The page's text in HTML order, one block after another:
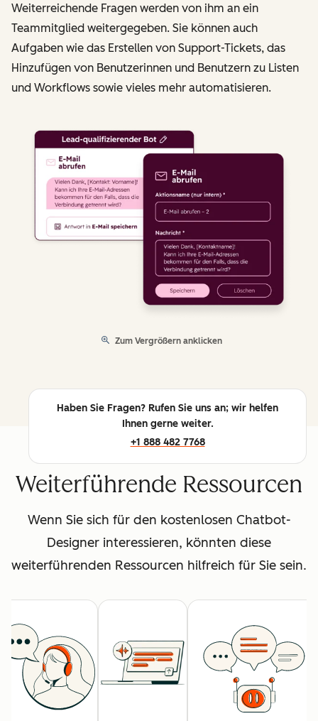
Weiterreichende Fragen werden von ihm an ein
Teammitglied weitergegeben. Sie können auch
Aufgaben wie das Erstellen von Support-Tickets, das
Hinzufügen von Benutzerinnen und Benutzern zu Listen
und Workflows sowie vieles mehr automatisieren.
Zum Vergrößern anklicken
Haben Sie Fragen? Rufen Sie uns an; wir helfen
Ihnen gerne weiter.
+1 888 482 7768
Weiterführende Ressourcen
Wenn Sie sich für den kostenlosen Chatbot-
Designer interessieren, könnten diese
weiterführenden Ressourcen hilfreich für Sie sein.